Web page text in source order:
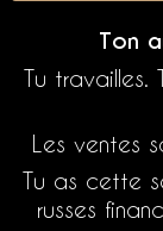
Ton
Tu travailles.
Les ventes
Tu as cette
russes